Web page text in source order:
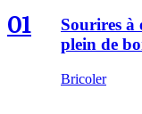
01
Sourires à
plein de
Bricoler